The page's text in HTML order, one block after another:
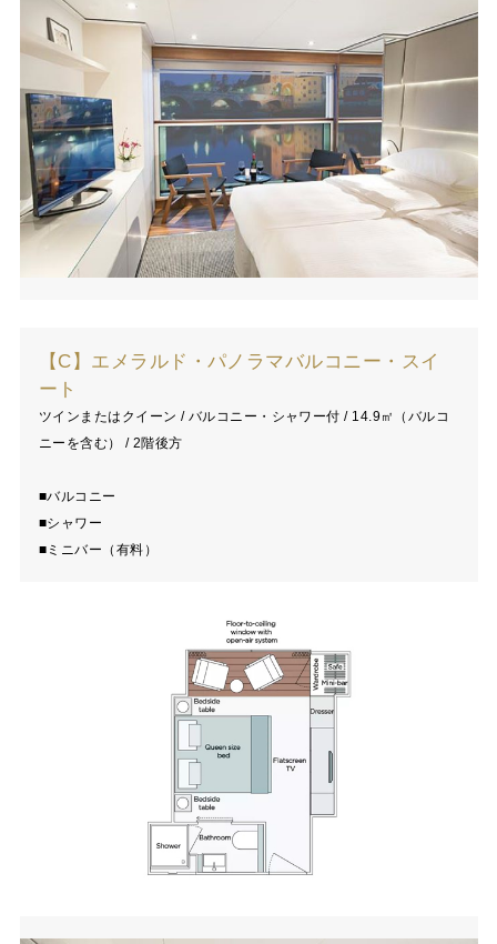
【C】エメラルド・パノラマバルコニー・スイ
ート
ツインまたはクイーン / バルコニー・シャワー付 / 14.9㎡（バルコ
ニーを含む） / 2階後方
■バルコニー
■シャワー
■ミニバー（有料）